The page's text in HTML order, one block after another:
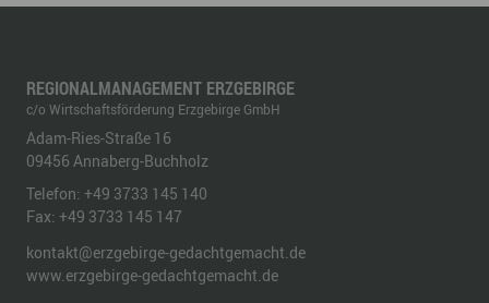
REGIONALMANAGEMENT ERZGEBIRGE
c/o Wirtschaftsförderung Erzgebirge GmbH
Adam-Ries-Straße 16
09456 Annaberg-Buchholz
Telefon: +49 3733 145 140
Fax: +49 3733 145 147
kontakt@erzgebirge-gedachtgemacht.de
www.erzgebirge-gedachtgemacht.de